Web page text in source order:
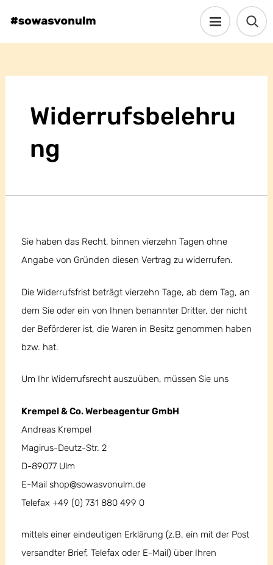
Widerrufsbelehru
ng
Sie haben das Recht, binnen vierzehn Tagen ohne
Angabe von Gründen diesen Vertrag zu widerrufen.
Die Widerrufsfrist beträgt vierzehn Tage, ab dem Tag, an
dem Sie oder ein von Ihnen benannter Dritter, der nicht
der Beförderer ist, die Waren in Besitz genommen haben
bzw. hat.
Um Ihr Widerrufsrecht auszuüben, müssen Sie uns
Krempel & Co. Werbeagentur GmbH
Andreas Krempel
Magirus-Deutz-Str. 2
D-89077 Ulm
E-Mail shop@sowasvonulm.de
Telefax +49 (0) 731 880 499 0
mittels einer eindeutigen Erklärung (z.B. ein mit der Post
versandter Brief, Telefax oder E-Mail) über Ihren